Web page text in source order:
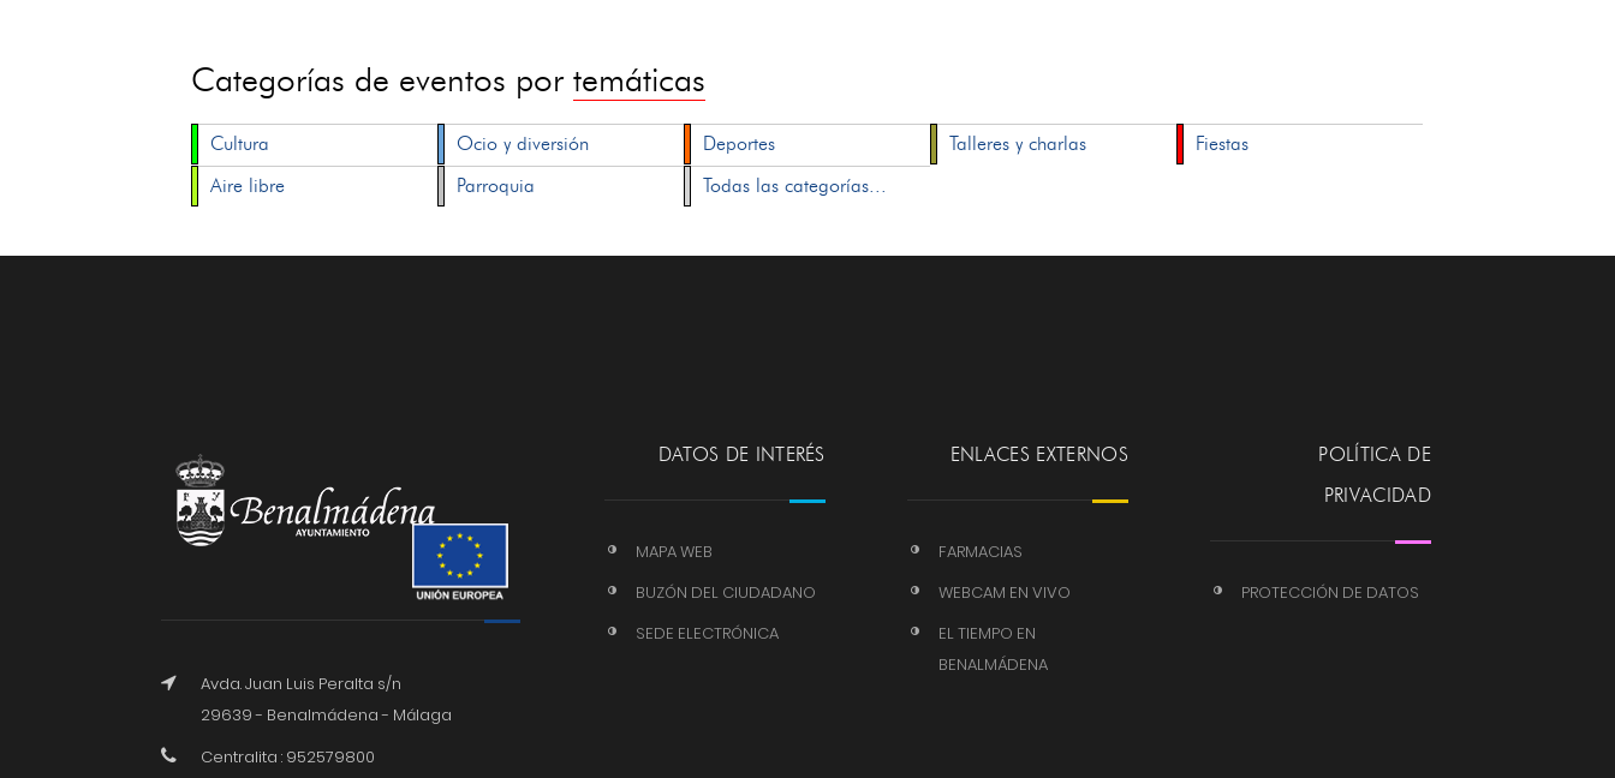
Categorías de eventos portemáticas
Cultura Ocio y diversión Deportes Talleres y charlas
Fiestas
Aire libre
Parroquia Todas las categorías...
Avda. Juan Luis Peralta s/n
29639 - Benalmádena - Málaga
Centralita : 952579800
DATOS DE INTERÉS
MAPA WEB
BUZÓN DEL CIUDADANO
SEDE ELECTRÓNICA
ENLACES EXTERNOS
FARMACIAS
WEBCAM EN VIVO
EL TIEMPO EN
BENALMÁDENA
POLÍTICA DE
PRIVACIDAD
PROTECCIÓN DE DATOS